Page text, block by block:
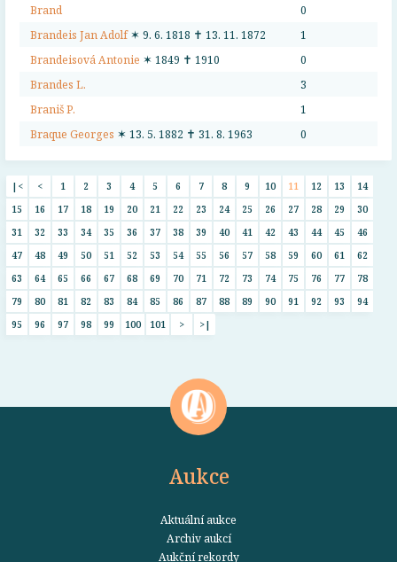
Brand
0
Brandeis Jan Adolf✶ 9. 6. 1818 ✝ 13. 11. 1872
1
Brandeisová Antonie ✶ 1849 ✝ 1910
0
Brandes L.
3
Braniš P.
1
Braque Georges ✶ 13. 5. 1882 ✝ 31. 8. 1963 0
|< < 1 2 3 4 5 6 7 8 9 10 11 12 13
14
15
16 17 18 19 20 21 22 23 24 25 26 27 28 29
30
31
32 33 34 35 36 37 38 39 40 41 42 43 44 45
46
47
48 49 50 51 52 53 54 55 56 57 58 59 60 61
62
63
64 65 66 67 68 69 70 71 72 73 74 75 76 77
78
79
80 81 82 83 84 85 86 87 88 89 90 91 92 93
94
95
96 97 98 99 100 101 > >|
Aukce
Aktuální aukce
Archiv aukcí
Aukční rekordy